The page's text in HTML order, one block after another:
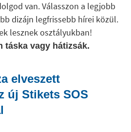
van. Válasszon a legjobb
dizájn legfrissebb hírei közül.
lesznek osztályukban!
táska vagy hátizsák.
elveszett
új Stikets SOS